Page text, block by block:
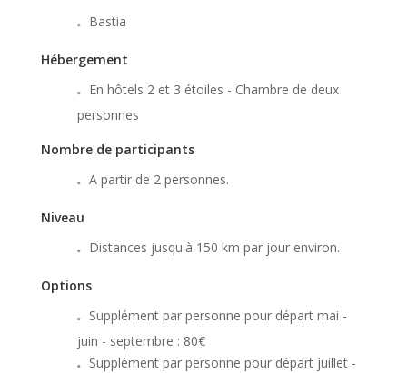
Bastia
Hébergement
En hôtels 2 et 3 étoiles - Chambre de deux
personnes
Nombre de participants
A partir de 2 personnes.
Niveau
Distances jusqu'à 150 km par jour environ.
Options
Supplément par personne pour départ mai -
juin - septembre : 80€
Supplément par personne pour départ juillet -